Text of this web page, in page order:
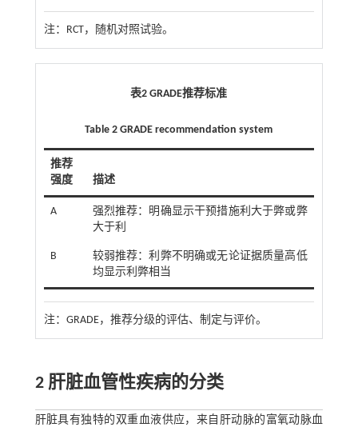
注： RCT，随机对照试验。
表2 GRADE推荐标准
Table 2 GRADE recommendation system
推荐
强度
描述
A
强烈推荐：明确显示干预措施利大于弊或弊
大于利
B
较弱推荐：利弊不明确或无论证据质量高低
均显示利弊相当
注： GRADE，推荐分级的评估、制定与评价。
2 肝脏血管性疾病的分类
肝脏具有独特的双重血液供应，来自肝动脉的富氧动脉血